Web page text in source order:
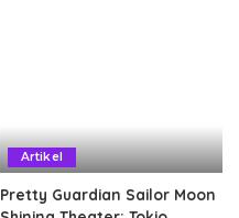
Artikel
Pretty Guardian Sailor Moon